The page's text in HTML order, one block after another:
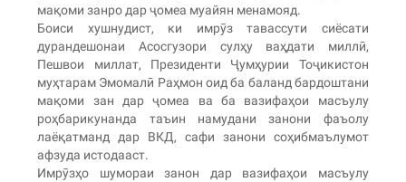
мақоми занро дар ҷомеа муайян менамояд.
Боиси хушнудист, ки имрӯз тавассути сиёсати
дурандешонаи Асосгузори сулҳу ваҳдати миллӣ,
Пешвои миллат, Президенти Ҷумҳурии Тоҷикистон
муҳтарам Эмомалӣ Раҳмон оид ба баланд бардоштани
мақоми зан дар ҷомеа ва ба вазифаҳои масъулу
роҳбарикунанда таъин намудани занони фаъолу
лаёқатманд дар ВКД, сафи занони соҳибмаълумот
афзуда истодааст.
Имрӯзҳо шумораи занон дар вазифаҳои масъулу